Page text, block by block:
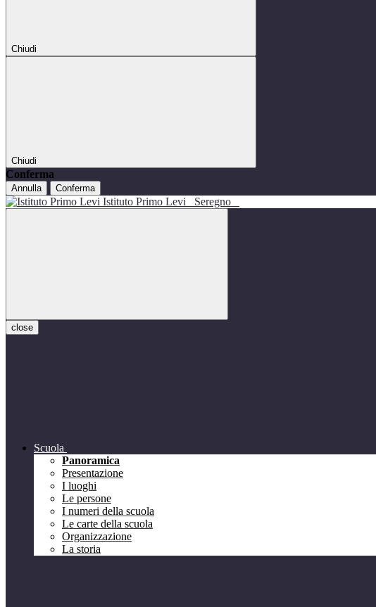
Chiudi
Chiudi
Conferma
Annulla Conferma
Istituto Primo Levi Seregno
close
Scuola
Panoramica
Presentazione
I luoghi
Le persone
I numeri della scuola
Le carte della scuola
Organizzazione
La storia